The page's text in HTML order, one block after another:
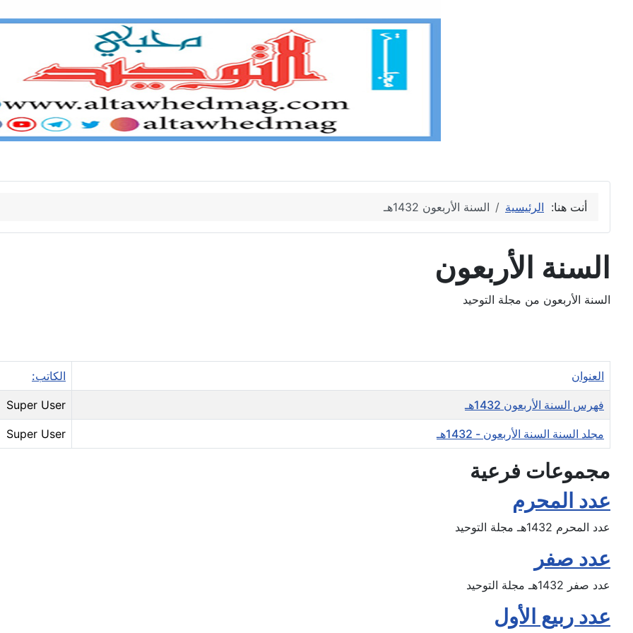
أنت هنا: الرئيسية السنة الأربعون 1432هـ
السنة الأربعون
السنة الأربعون من مجلة التوحيد
العنوان الكاتب:
فهرس السنة الأربعون 1432هـ Super User
مجلد السنة السنة الأربعون - 1432هـ Super User
مجموعات فرعية
عدد المحرم
عدد المحرم 1432هـ مجلة التوحيد
عدد صفر
عدد صفر 1432هـ مجلة التوحيد
عدد ربيع الأول